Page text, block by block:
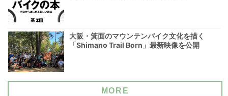
大阪・箕面のマウンテンバイク文化を描く
「Shimano Trail Born」最新映像を公開
MORE